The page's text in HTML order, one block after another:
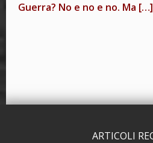
Guerra? No e no e no. Ma […]
ARTICOLI